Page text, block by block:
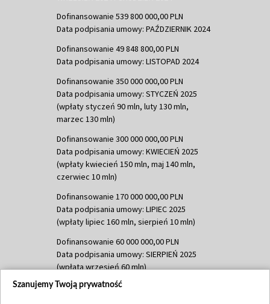
Dofinansowanie 539 800 000,00 PLN
Data podpisania umowy: PAŹDZIERNIK 2024
Dofinansowanie 49 848 800,00 PLN
Data podpisania umowy: LISTOPAD 2024
Dofinansowanie 350 000 000,00 PLN
Data podpisania umowy: STYCZEŃ 2025
(wpłaty styczeń 90 mln, luty 130 mln,
marzec 130 mln)
Dofinansowanie 300 000 000,00 PLN
Data podpisania umowy: KWIECIEŃ 2025
(wpłaty kwiecień 150 mln, maj 140 mln,
czerwiec 10 mln)
Dofinansowanie 170 000 000,00 PLN
Data podpisania umowy: LIPIEC 2025
(wpłaty lipiec 160 mln, sierpień 10 mln)
Dofinansowanie 60 000 000,00 PLN
Data podpisania umowy: SIERPIEŃ 2025
(wpłata wrzesień 60 mln)
Dofinansowanie 635 783 051,21 PLN
Szanujemy Twoją prywatność